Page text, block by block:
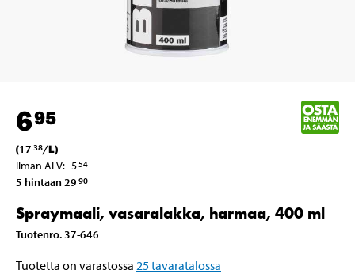
695
(17 38/L)
Ilman ALV: 554
5 hintaan 29 90
Spraymaali, vasaralakka, harmaa, 400 ml
Tuotenro. 37-646
Tuotetta on varastossa 25tavaratalossa